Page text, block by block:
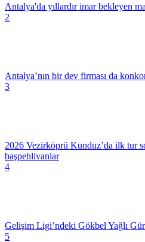
Antalya'da yıllardır imar bekleyen
2
Antalya’nın bir dev firması da
3
2026 Vezirköprü Kunduz’da ilk tur
başpehlivanlar
4
Gelişim Ligi’ndeki Gökbel Yağlı
5